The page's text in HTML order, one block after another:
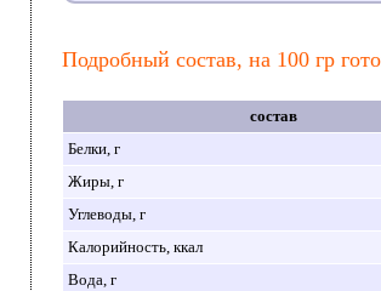
Подробный состав, на 100 гр
состав
Белки, г
Жиры, г
Углеводы, г
Калорийность, ккал
Вода, г